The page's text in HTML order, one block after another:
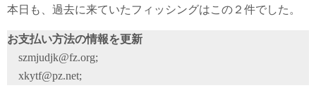
本日も、過去に来ていたフィッシングはこの２件でした。
お支払い方法の情報を更新
szmjudjk@fz.org;
xkytf@pz.net;